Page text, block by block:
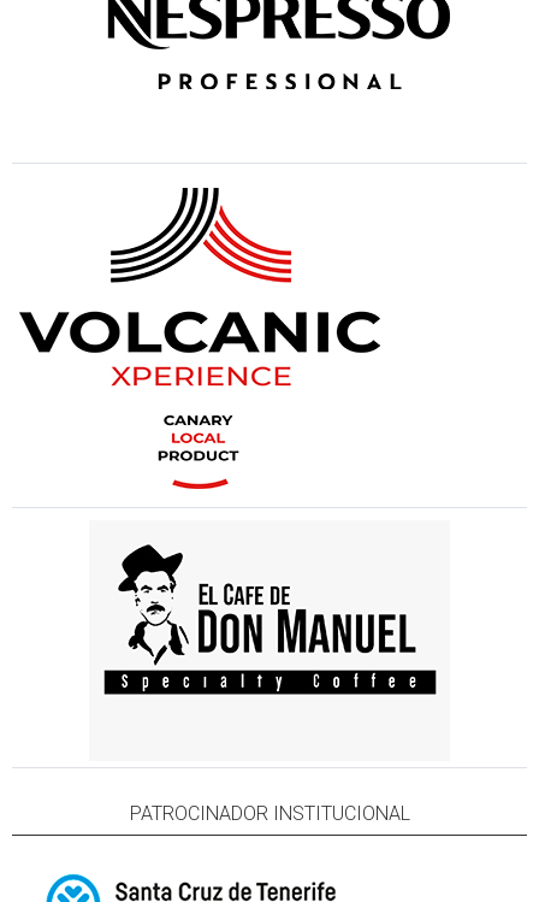
PATROCINADOR INSTITUCIONAL